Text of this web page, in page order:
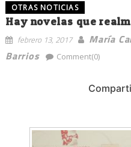
OTRAS NOTICIAS
Hay novelas que
febrero 13, 2017
María
Barrios
Comment(0)